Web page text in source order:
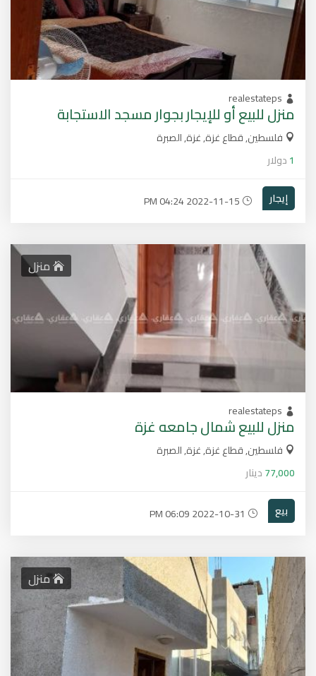
realestateps
منزل للبيع أو للإيجار بجوار مسجد الاستجابة
فلسطين, قطاع غزة, غزة, الصبرة
1دولار
إيجار
منزل
realestateps
منزل للبيع شمال جامعه غزة
فلسطين, قطاع غزة, غزة, الصبرة
77,000دينار
بيع
منزل